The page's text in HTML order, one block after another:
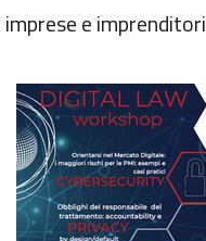
e imprenditori